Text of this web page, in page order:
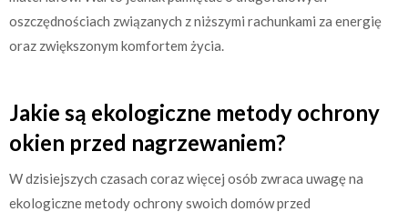
oszczędnościach związanych z niższymi rachunkami za energię
oraz zwiększonym komfortem życia.
Jakie są ekologiczne metody ochrony
okien przed nagrzewaniem?
W dzisiejszych czasach coraz więcej osób zwraca uwagę na
ekologiczne metody ochrony swoich domów przed